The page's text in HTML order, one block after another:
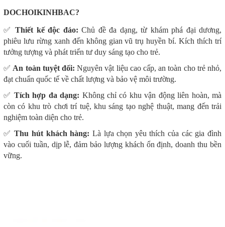
DOCHOIKINHBAC?
✅ Thiết kế độc đáo: Chủ đề đa dạng, từ khám phá đại dương,
phiêu lưu rừng xanh đến không gian vũ trụ huyền bí. Kích thích trí
tưởng tượng và phát triển tư duy sáng tạo cho trẻ.
✅ An toàn tuyệt đối: Nguyên vật liệu cao cấp, an toàn cho trẻ nhỏ,
đạt chuẩn quốc tế về chất lượng và bảo vệ môi trường.
✅ Tích hợp đa dạng: Không chỉ có khu vận động liên hoàn, mà
còn có khu trò chơi trí tuệ, khu sáng tạo nghệ thuật, mang đến trải
nghiệm toàn diện cho trẻ.
✅Thu hút khách hàng: Là lựa chọn yêu thích của các gia đình
vào cuối tuần, dịp lễ, đảm bảo lượng khách ổn định, doanh thu bền
vững.